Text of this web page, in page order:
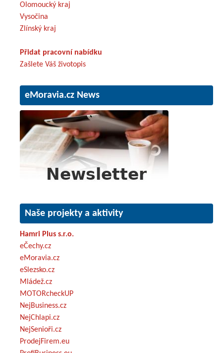
Olomoucký kraj
Vysočina
Zlínský kraj
Přidat pracovní nabídku
Zašlete Váš životopis
eMoravia.cz News
Naše projekty a aktivity
Hamri Plus s.r.o.
eČechy.cz
eMoravia.cz
eSlezsko.cz
Mládež.cz
MOTORcheckUP
NejBusiness.cz
NejChlapi.cz
NejSenioři.cz
ProdejFirem.eu